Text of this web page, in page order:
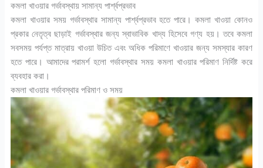
কমলা খাওয়ার গর্ভাবস্থায় সামান্য পার্শ্বপ্রভাব
কমলা খাওয়ার সময় গর্ভাবস্থার সামান্য পার্শ্বপ্রভাব হতে পারে। কমলা খাওয়া কোনও
প্রকার নেতৃত্ব ছাড়াই গর্ভাবস্থার জন্য স্বাভাবিক খাদ্য হিসেবে গণ্য হয়। তবে কমলা
সবসময় পর্যপ্ত মাত্রায় খাওয়া উচিত এবং অধিক পরিমাণে খাওয়ার জন্য সমস্যার কারণ
হতে পারে। আমাদের পরামর্শ হলো গর্ভাবস্থার সময় কমলা খাওয়ার পরিমাণ নির্দিষ্ট করে
ব্যবহার করা।
কমলা খাওয়ার গর্ভাবস্থার পরিমাণ ও সময়